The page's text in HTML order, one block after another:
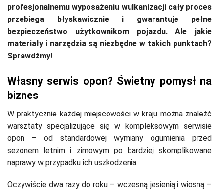
profesjonalnemu wyposażeniu wulkanizacji cały proces
przebiega błyskawicznie i gwarantuje pełne
bezpieczeństwo użytkownikom pojazdu. Ale jakie
materiały i narzędzia są niezbędne w takich punktach?
Sprawdźmy!
Własny serwis opon? Świetny pomysł na
biznes
W praktycznie każdej miejscowości w kraju można znaleźć
warsztaty specjalizujące się w kompleksowym serwisie
opon – od standardowej wymiany ogumienia przed
sezonem letnim i zimowym po bardziej skomplikowane
naprawy w przypadku ich uszkodzenia.
Oczywiście dwa razy do roku – wczesną jesienią i wiosną –